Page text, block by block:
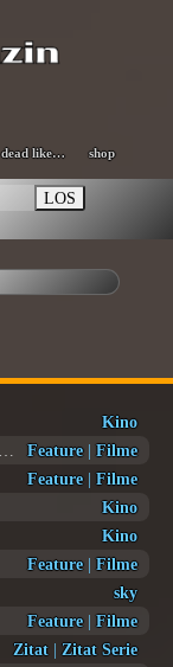
dead like… shop
LOS
Kino
Feature| Filme
Feature| Filme
Kino
Kino
Feature| Filme
sky
Feature| Filme
Zitat | Zitat Serie